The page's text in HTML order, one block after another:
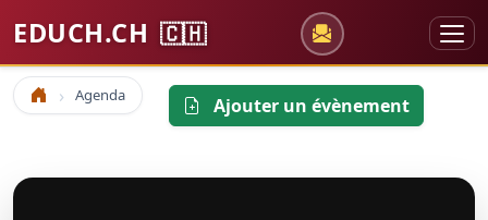
EDUCH.CH 🇨🇭
Accueil Agenda Ajouter un évènement